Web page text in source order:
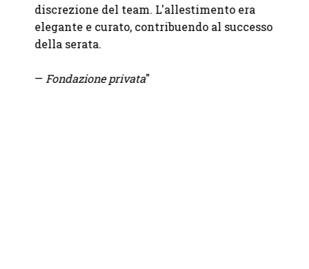
discrezione del team. L'allestimento era
elegante e curato, contribuendo al successo
della serata.
— Fondazione privata"